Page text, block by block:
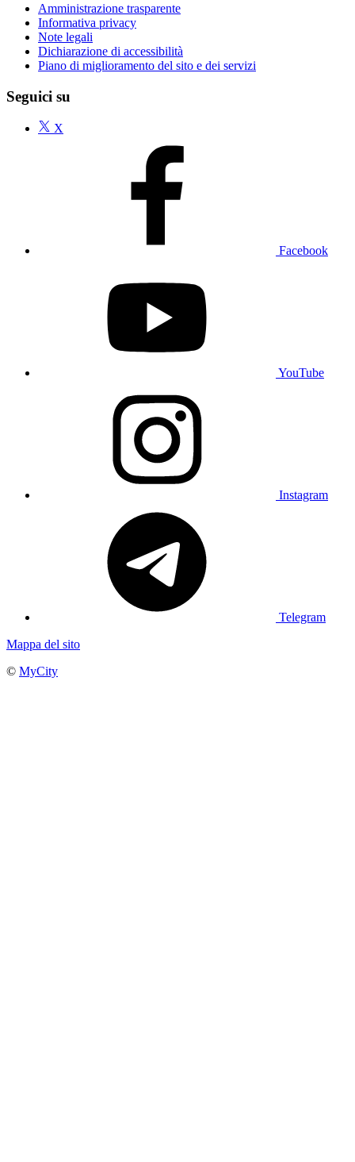
Amministrazione trasparente
Informativa privacy
Note legali
Dichiarazione di accessibilità
Piano di miglioramento del sito e dei servizi
Seguici su
X
Facebook
YouTube
Instagram
Telegram
Mappa del sito
© MyCity